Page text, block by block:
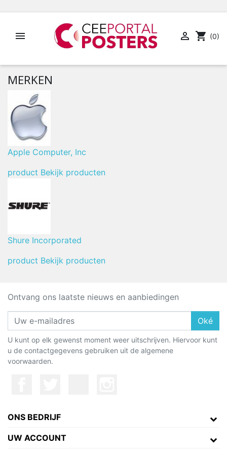
  shopping_cart (0)
MERKEN
Apple Computer, Inc
product Bekijk producten
Shure Incorporated
product Bekijk producten
Ontvang ons laatste nieuws en aanbiedingen
Oké
U kunt op elk gewenst moment weer uitschrijven. Hiervoor kunt
u de contactgegevens gebruiken uit de algemene
voorwaarden.
ONS BEDRIJF
UW ACCOUNT